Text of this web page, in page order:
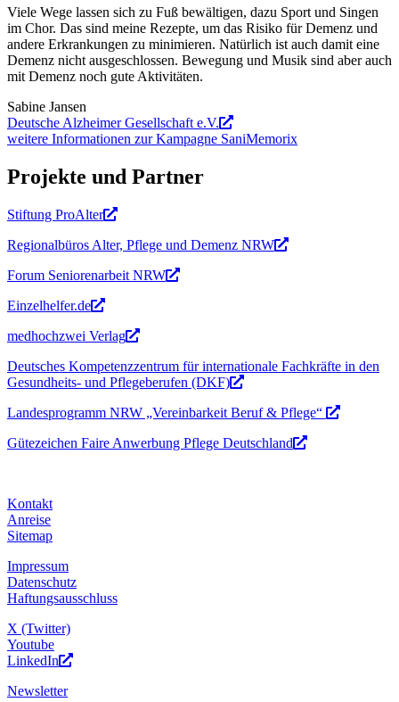
Viele Wege lassen sich zu Fuß bewältigen, dazu Sport und Singen
im Chor. Das sind meine Rezepte, um das Risiko für Demenz und
andere Erkrankungen zu minimieren. Natürlich ist auch damit eine
Demenz nicht ausgeschlossen. Bewegung und Musik sind aber auch
mit Demenz noch gute Aktivitäten.
Sabine Jansen
Deutsche Alzheimer Gesellschaft e.V.
weitere Informationen zur Kampagne SaniMemorix
Projekte und Partner
Stiftung ProAlter
Regionalbüros Alter, Pflege und Demenz NRW
Forum Seniorenarbeit NRW
Einzelhelfer.de
medhochzwei Verlag
Deutsches Kompetenzzentrum für internationale Fachkräfte in den
Gesundheits- und Pflegeberufen (DKF)
Landesprogramm NRW „Vereinbarkeit Beruf & Pflege“
Gütezeichen Faire Anwerbung Pflege Deutschland
Kontakt
Anreise
Sitemap
Impressum
Datenschutz
Haftungsausschluss
X (Twitter)
Youtube
LinkedIn
Newsletter